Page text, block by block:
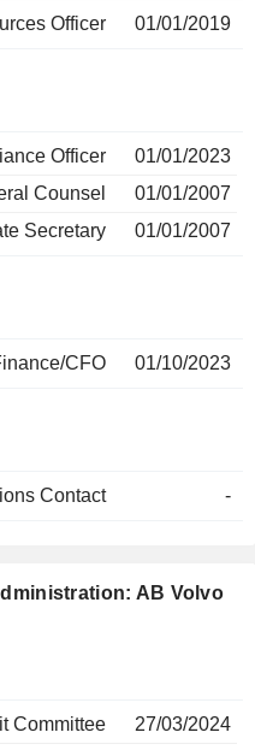
Officer 01/01/2019
Officer
01/01/2023
Counsel
01/01/2007
Secretary
01/01/2007
CFO 01/10/2023
Contact -
AB Volvo
Committee
27/03/2024